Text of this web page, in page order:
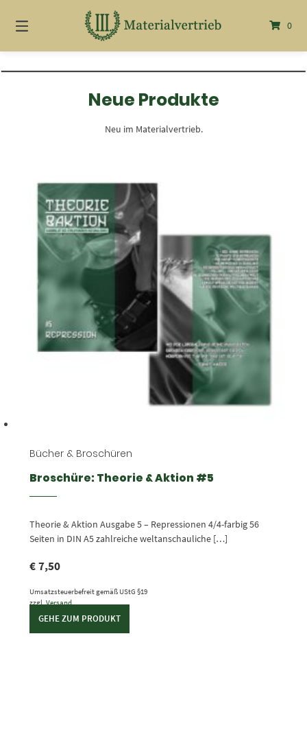
zum
Inhalt
0
Neue Produkte
Neu im Materialvertrieb.
Bücher & Broschüren
Broschüre: Theorie & Aktion #5
€7,50
Umsatzsteuerbefreit gemäß UStG §19
zzgl.Versand
Theorie & Aktion Ausgabe 5 – Repressionen 4/4-farbig 56
Seiten in DIN A5 zahlreiche weltanschauliche […]
GEHE ZUM PRODUKT
Dieses Produkt weist mehrere Varianten auf. Die Optionen können auf der Produktseite gewählt werden